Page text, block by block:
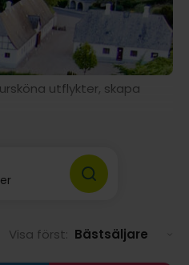
utflykter, skapa
Visa först: Bästsäljare